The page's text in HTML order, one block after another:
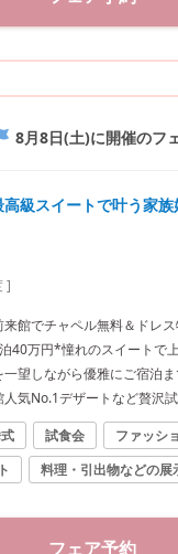
8月8日(土)に開催のフ
高級スイートで叶う家
]
来館でチャペル無料＆ドレ
40万円*憧れのスイートで
一望しながら優雅にご宿泊
人気No.1デザートなど贅沢
試食会
ファッシ
料理・引出物などの展
フェア予約